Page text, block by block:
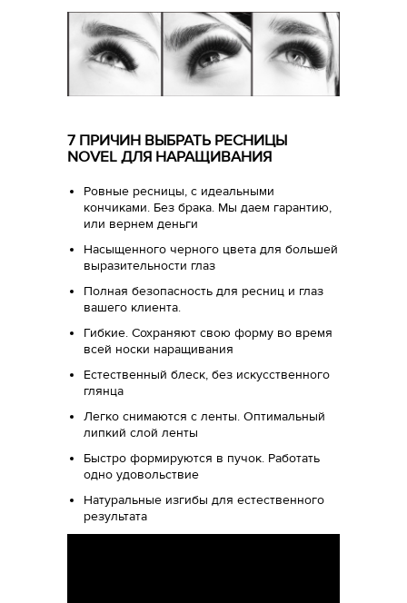
7 ПРИЧИН ВЫБРАТЬ РЕСНИЦЫ
NOVEL ДЛЯ НАРАЩИВАНИЯ
Ровные ресницы, с идеальными
кончиками. Без брака. Мы даем гарантию,
или вернем деньги
Насыщенного черного цвета для большей
выразительности глаз
Полная безопасность для ресниц и глаз
вашего клиента.
Гибкие. Сохраняют свою форму во время
всей носки наращивания
Естественный блеск, без искусственного
глянца
Легко снимаются с ленты. Оптимальный
липкий слой ленты
Быстро формируются в пучок. Работать
одно удовольствие
Натуральные изгибы для естественного
результата